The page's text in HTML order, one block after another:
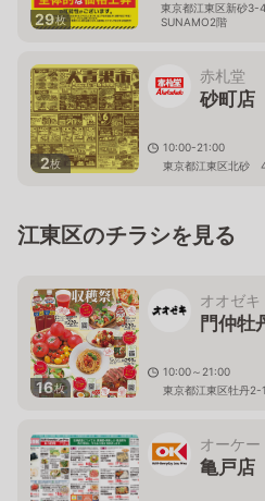
29枚
東京都江東区新砂
SUNAMO2階
2枚
赤札堂
砂町店
10:00-21:00
東京都江東区北砂
江東区のチラシを見る
16枚
オオゼキ
門仲牡
10:00～21:00
東京都江東区牡丹2-
オーケー
亀戸店